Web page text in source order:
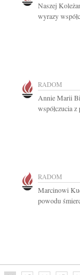
Naszej
wyrazy
RADOM
Annie Marii
współczucia
RADOM
Marcinowi
powodu